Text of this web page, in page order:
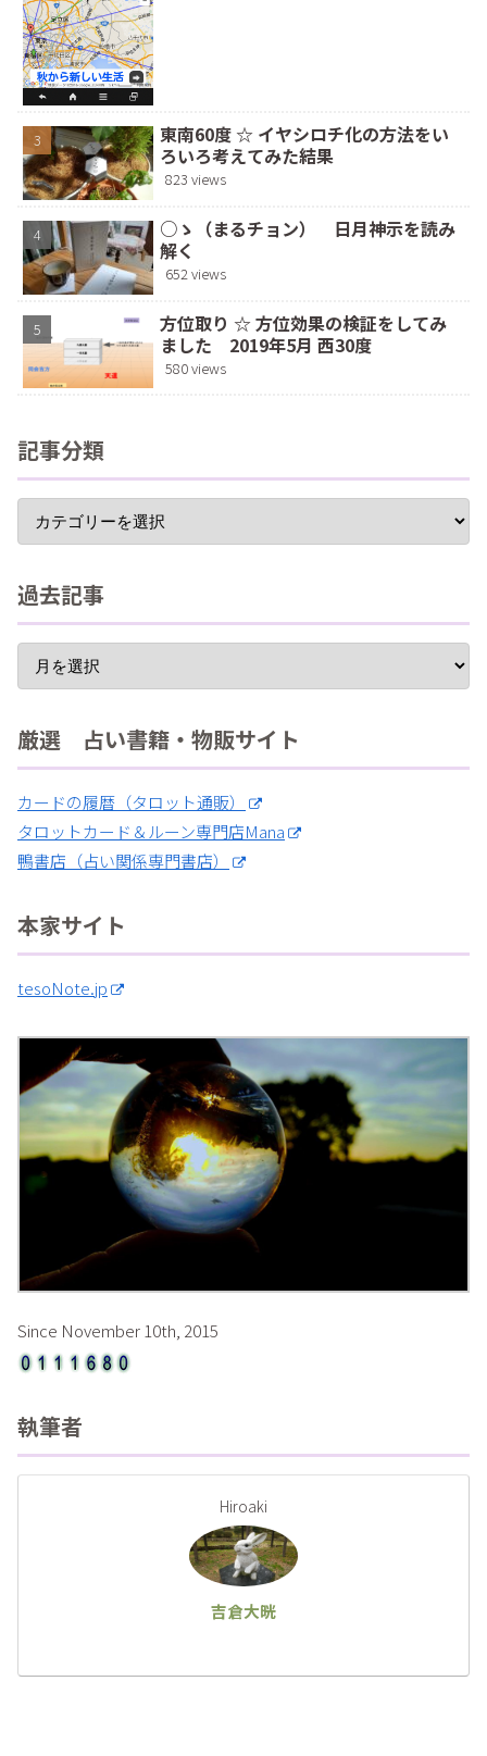
東南60度 ☆ イヤシロチ化の方法をい
ろいろ考えてみた結果
823 views
○ゝ（まるチョン） 日月神示を読み
解く
652 views
方位取り ☆ 方位効果の検証をしてみ
ました 2019年5月 西30度
580 views
記事分類
過去記事
厳選 占い書籍・物販サイト
カードの履暦（タロット通販）
タロットカード＆ルーン専門店Mana
鴨書店（占い関係専門書店）
本家サイト
tesoNote.jp
Since November 10th, 2015
執筆者
Hiroaki
吉倉大晄